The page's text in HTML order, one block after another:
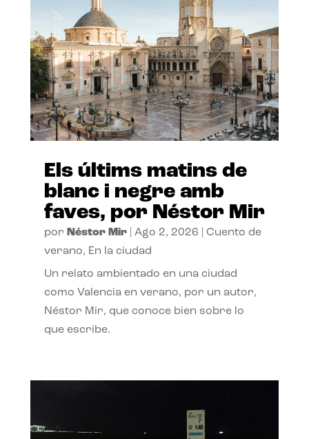
Els últims matins de
blanc i negre amb
faves, por Néstor Mir
por Néstor Mir| Ago 2, 2026
Cuento de
verano, En la ciudad
Un relato ambientado en una ciudad
como Valencia en verano, por un autor,
Néstor Mir, que conoce bien sobre lo
que escribe.